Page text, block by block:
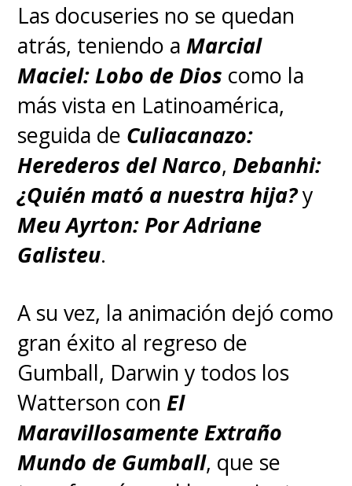
Las docuseries no se quedan
atrás, teniendo a Marcial
Maciel: Lobo de Dios como la
más vista en Latinoamérica,
seguida de Culiacanazo:
Herederos del Narco,Debanhi:
¿Quién mató a nuestra hija?y
Meu Ayrton: Por Adriane
Galisteu.
A su vez, la animación dejó como
gran éxito al regreso de
Gumball, Darwin y todos los
Watterson conEl
Maravillosamente Extraño
Mundo de Gumball, que se